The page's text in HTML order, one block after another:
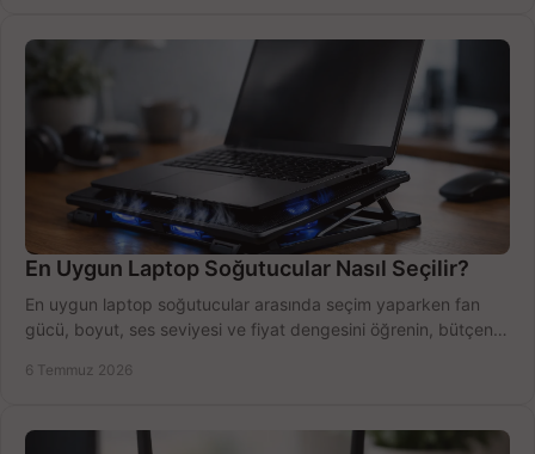
En Uygun Laptop Soğutucular Nasıl Seçilir?
En uygun laptop soğutucular arasında seçim yaparken fan
gücü, boyut, ses seviyesi ve fiyat dengesini öğrenin, bütçenizi
6 Temmuz 2026